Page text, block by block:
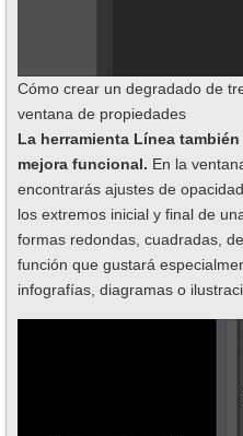
Cómo crear un degradado de
ventana de propiedades
La herramienta Línea
mejora funcional. En la
encontrarás ajustes de
los extremos inicial y final de
formas redondas, cuadradas,
función que gustará
infografías, diagramas o